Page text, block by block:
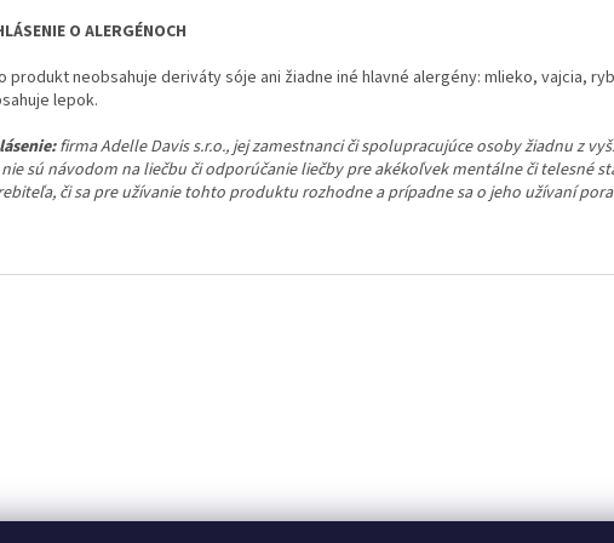
O ALERGÉNOCH
produkt neobsahuje deriváty sóje ani žiadne iné hlavné alergény: mlieko, vajcia,
lepok.
firma Adelle Davis s.r.o., jej zamestnanci či spolupracujúce osoby žiadnu z
nie sú návodom na liečbu či odporúčanie liečby pre akékoľvek mentálne či telesné
či sa pre užívanie tohto produktu rozhodne a prípadne sa o jeho užívaní